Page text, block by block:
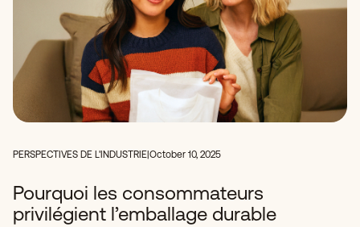
PERSPECTIVES DE L'INDUSTRIE October 10, 2025
Pourquoi les consommateurs
privilégient l’emballage durable